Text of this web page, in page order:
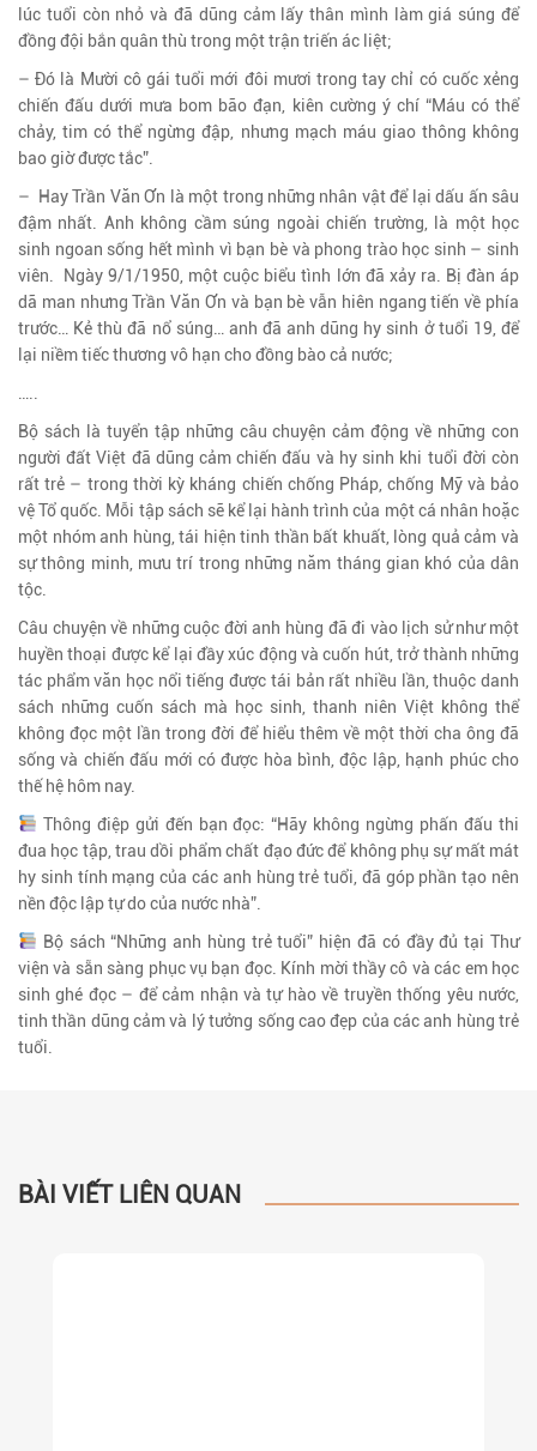
lúc tuổi còn nhỏ và đã dũng cảm lấy thân mình làm giá súng để
đồng đội bắn quân thù trong một trận triến ác liệt;
– Đó là Mười cô gái tuổi mới đôi mươi trong tay chỉ có cuốc xẻng
chiến đấu dưới mưa bom bão đạn, kiên cường ý chí “Máu có thể
chảy, tim có thể ngừng đập, nhưng mạch máu giao thông không
bao giờ được tắc”.
– Hay Trần Văn Ơn là một trong những nhân vật để lại dấu ấn sâu
đậm nhất. Anh không cầm súng ngoài chiến trường, là một học
sinh ngoan sống hết mình vì bạn bè và phong trào học sinh – sinh
viên. Ngày 9/1/1950, một cuộc biểu tình lớn đã xảy ra. Bị đàn áp
dã man nhưng Trần Văn Ơn và bạn bè vẫn hiên ngang tiến về phía
trước… Kẻ thù đã nổ súng… anh đã anh dũng hy sinh ở tuổi 19, để
lại niềm tiếc thương vô hạn cho đồng bào cả nước;
Bộ sách là tuyển tập những câu chuyện cảm động về những con
người đất Việt đã dũng cảm chiến đấu và hy sinh khi tuổi đời còn
rất trẻ – trong thời kỳ kháng chiến chống Pháp, chống Mỹ và bảo
vệ Tổ quốc. Mỗi tập sách sẽ kể lại hành trình của một cá nhân hoặc
một nhóm anh hùng, tái hiện tinh thần bất khuất, lòng quả cảm và
sự thông minh, mưu trí trong những năm tháng gian khó của dân
tộc.
Câu chuyện về những cuộc đời anh hùng đã đi vào lịch sử như một
huyền thoại được kể lại đầy xúc động và cuốn hút, trở thành những
tác phẩm văn học nổi tiếng được tái bản rất nhiều lần, thuộc danh
sách những cuốn sách mà học sinh, thanh niên Việt không thể
không đọc một lần trong đời để hiểu thêm về một thời cha ông đã
sống và chiến đấu mới có được hòa bình, độc lập, hạnh phúc cho
thế hệ hôm nay.
Thông điệp gửi đến bạn đọc: “Hãy không ngừng phấn đấu thi
đua học tập, trau dồi phẩm chất đạo đức để không phụ sự mất mát
hy sinh tính mạng của các anh hùng trẻ tuổi, đã góp phần tạo nên
nền độc lập tự do của nước nhà”.
Bộ sách “Những anh hùng trẻ tuổi” hiện đã có đầy đủ tại Thư
viện và sẵn sàng phục vụ bạn đọc. Kính mời thầy cô và các em học
sinh ghé đọc – để cảm nhận và tự hào về truyền thống yêu nước,
tinh thần dũng cảm và lý tưởng sống cao đẹp của các anh hùng trẻ
tuổi.
BÀI VIẾT LIÊN QUAN